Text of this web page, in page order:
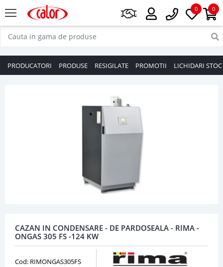
0
0
PRODUCATORI PRODUSE RESIGILATE PROMOTII LICHIDARI STOC
CAZAN IN CONDENSARE - DE PARDOSEALA - RIMA -
ONGAS 305 FS -124 KW
Cod: RIMONGAS305FS